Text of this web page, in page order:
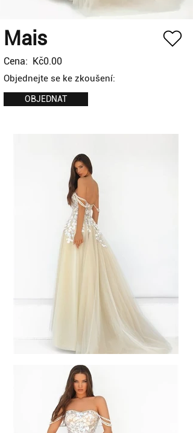
Mais
Cena: Kč0.00
Objednejte se ke zkoušení:
OBJEDNAT